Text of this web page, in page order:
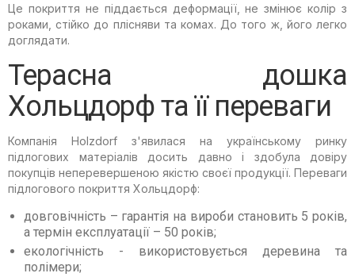
Це покриття не піддається деформації, не змінює колір з
роками, стійко до плісняви ​​та комах. До того ж, його легко
доглядати.
Терасна дошка
Хольцдорф та її переваги
Компанія Holzdorf з'явилася на українському ринку
підлогових матеріалів досить давно і здобула довіру
покупців неперевершеною якістю своєї продукції. Переваги
підлогового покриття Хольцдорф:
довговічність – гарантія на вироби становить 5 років,
а термін експлуатації – 50 років;
екологічність - використовується деревина та
полімери;